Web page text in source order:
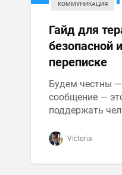
КОММУНИКАЦИЯ
Гайд для
безопасной
переписке
Будем честны
сообщение —
поддержать
Victoria